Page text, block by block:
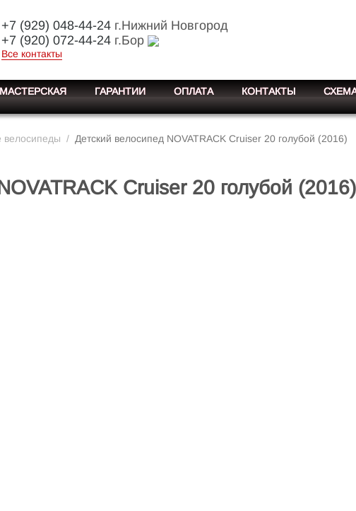
+7 (929) 048-44-24г.Нижний Новгород
+7 (920) 072-44-24г.Бор
Все контакты
МАСТЕРСКАЯ ГАРАНТИИ ОПЛАТА КОНТАКТЫ
велосипеды / Детский велосипед NOVATRACK Cruiser 20 голубой (2016)
Cruiser 20 голубой (2016)